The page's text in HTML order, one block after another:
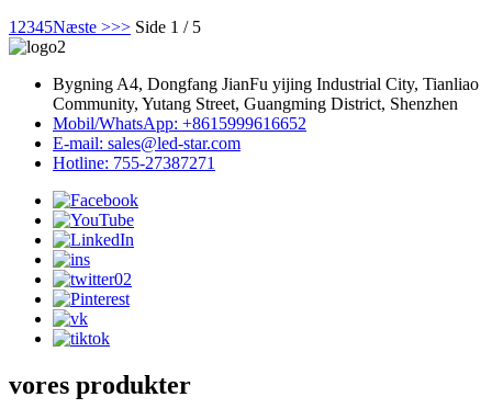
1 2345Næste >>> Side 1 / 5
Bygning A4, Dongfang JianFu yijing Industrial City, Tianliao
Community, Yutang Street, Guangming District, Shenzhen
Mobil/WhatsApp: +8615999616652
E-mail: sales@led-star.com
Hotline: 755-27387271
vores produkter